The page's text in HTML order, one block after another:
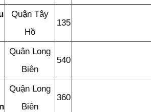
Quận Tây
Hồ
135
Quận Long
Biên
540
Quận Long
Biên
360